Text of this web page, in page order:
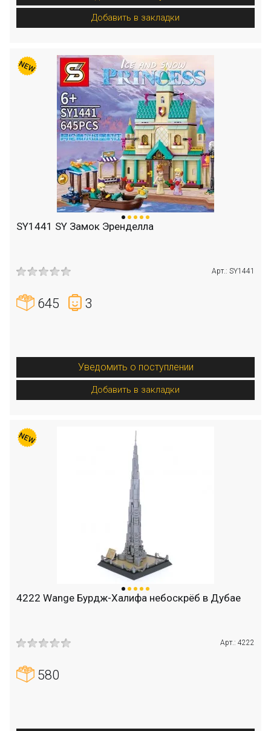
Добавить в закладки
SY1441 SY Замок Эренделла
Арт.: SY1441
645 3
Уведомить о поступлении
Добавить в закладки
4222 Wange Бурдж-Халифа небоскрёб в Дубае
Арт.: 4222
580